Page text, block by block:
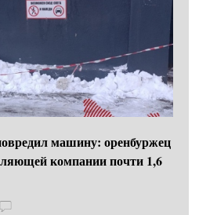
машину: оренбуржец
компании почти 1,6